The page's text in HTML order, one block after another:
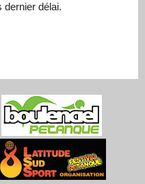
dernier délai.